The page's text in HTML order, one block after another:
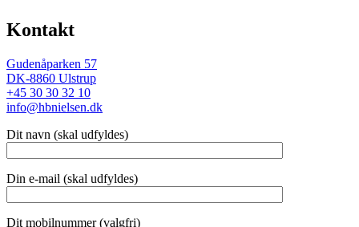
Kontakt
Gudenåparken 57
DK-8860 Ulstrup
+45 30 30 32 10
info@hbnielsen.dk
Dit navn (skal udfyldes)
Din e-mail (skal udfyldes)
Dit mobilnummer (valgfri)